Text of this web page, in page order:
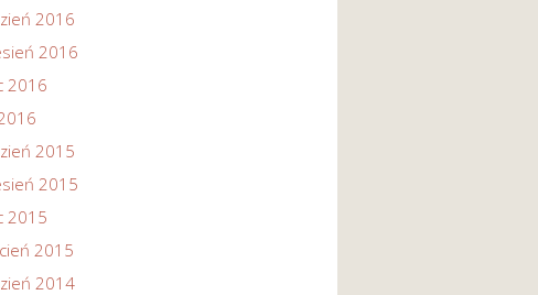
2016
2016
2016
2015
2015
2015
2015
2014